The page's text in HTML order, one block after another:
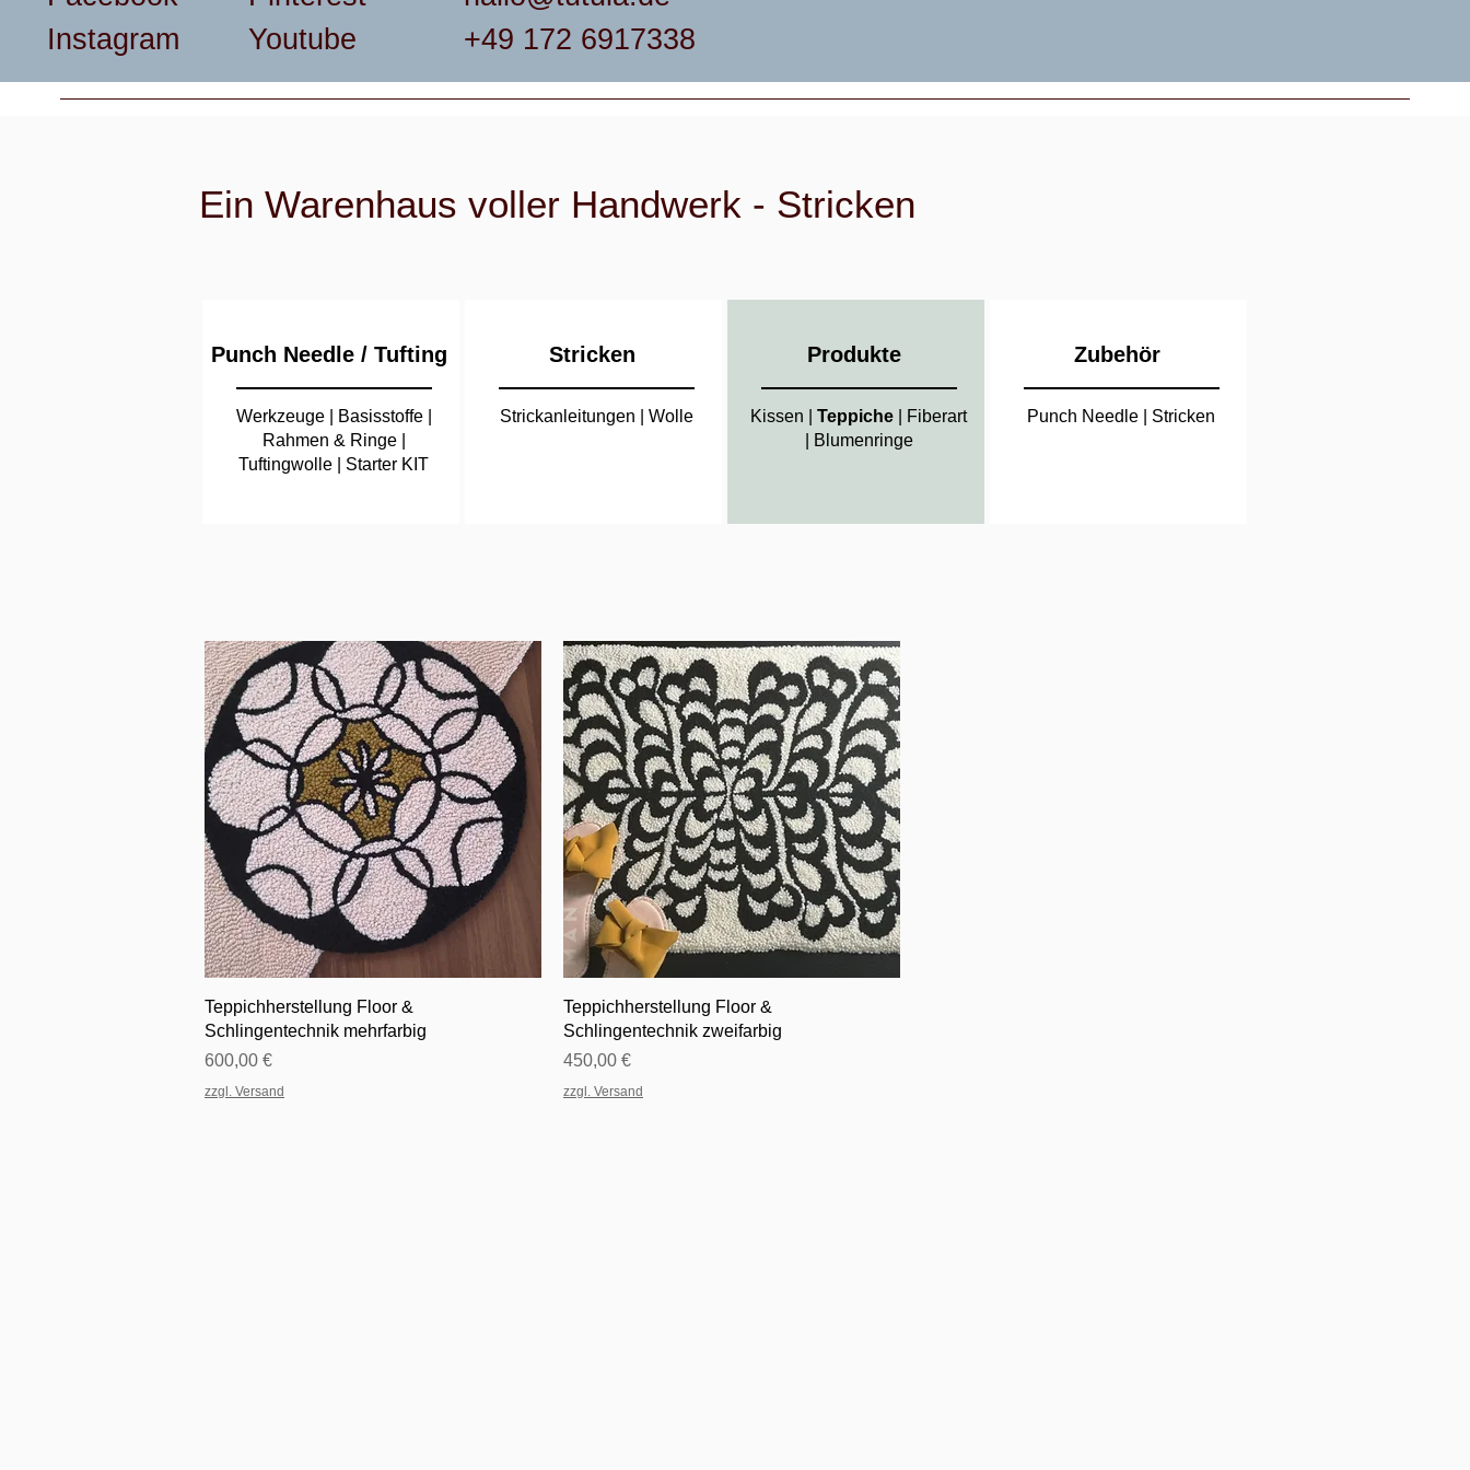
Instagram
Youtube
+49 172 6917338
Ein Warenhaus voller Handwerk - Stricken
Punch Needle / Tufting
Werkzeuge| Basisstoffe|
Rahmen & Ringe|
Tuftingwolle
Starter KIT
Stricken
Strickanleitungen Wolle
Produkte
Kissen Teppiche
Fiberart
Blumenringe
Zubehör
Punch Needle | Stricken
Schnellansicht
Teppichherstellung Floor &
Schlingentechnik mehrfarbig
Preis
600,00 €
zzgl. Versand
Schnellansicht
Teppichherstellung Floor &
Schlingentechnik zweifarbig
Preis
450,00 €
zzgl. Versand